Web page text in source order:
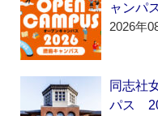
ャンパ
2026年
同志社
パス